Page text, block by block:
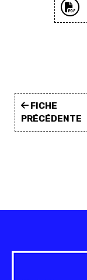
FICHE
PRÉCÉDENTE